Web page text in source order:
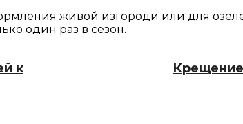
живой изгороди или для
один раз в сезон.
к